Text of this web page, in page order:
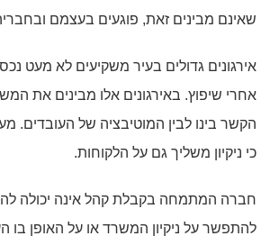
שאינם מבינים זאת, פוגעים בעצמם
אירגונים גדולים בעיר משקיעים לא מעט
אחרי שיפוץ. באירגונים אלו מבינים את
הקשר בינו לבין המוטיבציה של העובדים.
כי ניקיון משליך גם על הלקוחות.
חברה המתמחה בקבלת קהל אינה יכולה
להתפשר על ניקיון המשרד או על האופן בו